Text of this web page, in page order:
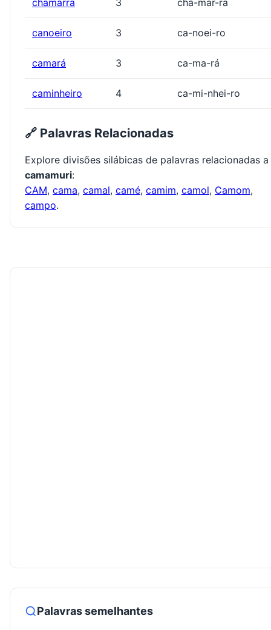
chamarra 3 cha-mar-ra
canoeiro 3 ca-noei-ro
camará 3 ca-ma-rá
caminheiro 4 ca-mi-nhei-ro
🔗 Palavras Relacionadas
Explore divisões silábicas de palavras relacionadas a
camamuri:
CAM, cama, camal, camé, camim, camol, Camom,
campo.
Palavras semelhantes